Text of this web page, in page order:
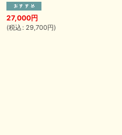
27,000円
(税込 : 29,700円)